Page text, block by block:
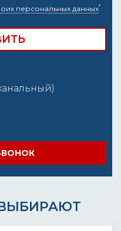
персональных данных*